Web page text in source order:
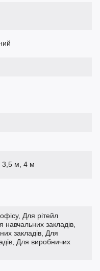
м, 4 м
Для рітейл
закладів,
закладів, Для
Для виробничих